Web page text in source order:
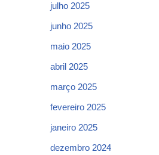
julho 2025
junho 2025
maio 2025
abril 2025
março 2025
fevereiro 2025
janeiro 2025
dezembro 2024